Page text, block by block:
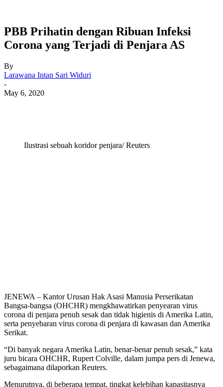
PBB Prihatin dengan Ribuan Infeksi
Corona yang Terjadi di Penjara AS
By
Larawana Intan Sari Widuri
-
May 6, 2020
Ilustrasi sebuah koridor penjara/ Reuters
JENEWA – Kantor Urusan Hak Asasi Manusia Perserikatan
Bangsa-bangsa (OHCHR) mengkhawatirkan penyearan virus
corona di penjara penuh sesak dan tidak higienis di Amerika Latin,
serta penyebaran virus corona di penjara di kawasan dan Amerika
Serikat.
“Di banyak negara Amerika Latin, benar-benar penuh sesak,” kata
juru bicara OHCHR, Rupert Colville, dalam jumpa pers di Jenewa,
sebagaimana dilaporkan Reuters.
Menurutnya, di beberapa tempat, tingkat kelebihan kapasitasnya